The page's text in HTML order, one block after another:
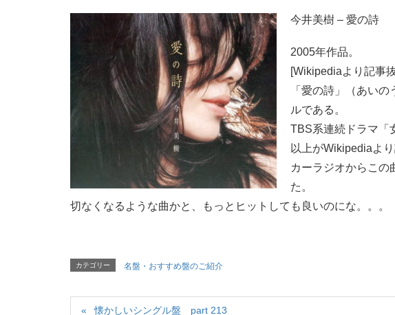
今井美樹 – 愛の詩
2005年作品。
[Wikipediaより記事
「愛の詩」（あい
ルである。
TBS系連続ドラマ「
以上がWikipediaよ
カーラジオからこの
た。
切なくなるような曲かと、もっとヒットしても良いのにな。。。
カテゴリー 名盤・おすすめ盤のご紹介
懐かしいシングル盤 part 213